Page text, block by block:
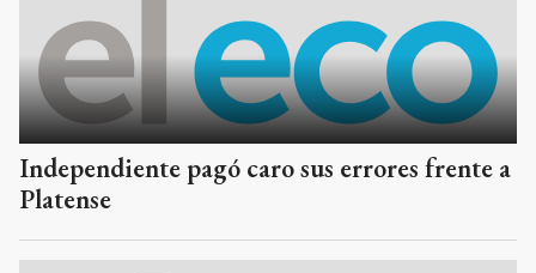
Independiente pagó caro sus errores frente a
Platense